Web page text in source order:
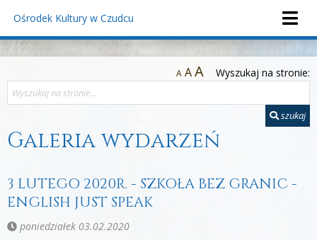
Ośrodek Kultury w Czudcu
A AA Wyszukaj na stronie:
szukaj
Galeria wydarzeń
3 LUTEGO 2020R. - SZKOŁA BEZ GRANIC -
ENGLISH JUST SPEAK
poniedziałek 03.02.2020